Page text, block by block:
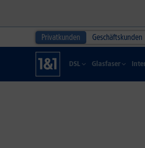
Privatkunden Geschäftskunden
DSL Glasfaser